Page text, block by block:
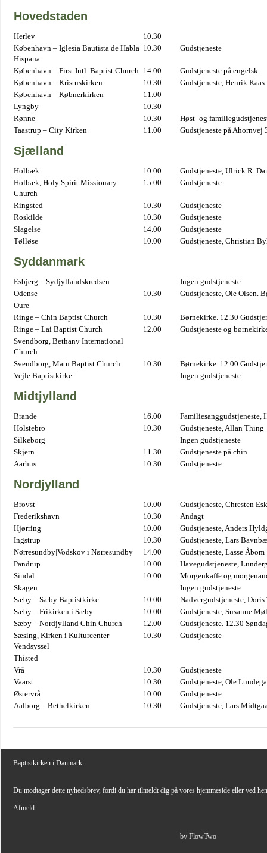
Hovedstaden
Herlev
10.30
København – Iglesia Bautista de Habla
Hispana
10.30 Gudstjeneste
København – First Intl. Baptist Church 14.00
Gudstjeneste på engelsk
København – Kristuskirken
10.30
Gudstjeneste, Henrik Kaas
København – Købnerkirken
11.00
Lyngby
10.30
Rønne
10.30
Høst- og
Taastrup – City Kirken
11.00 Gudstjeneste på Ahornvej
Sjælland
Holbæk 10.00
Gudstjeneste, Ulrick R.
Holbæk, Holy Spirit Missionary
Church
15.00 Gudstjeneste
Ringsted 10.30
Gudstjeneste
Roskilde
10.30
Gudstjeneste
Slagelse
14.00
Gudstjeneste
Tølløse
10.00 Gudstjeneste, Christian
Syddanmark
Esbjerg – Sydjyllandskredsen
Ingen gudstjeneste
Odense
10.30
Gudstjeneste, Ole Olsen.
Oure
Ringe – Chin Baptist Church
10.30
Børnekirke. 12.30
Ringe – Lai Baptist Church
12.00
Gudstjeneste og
Svendborg, Bethany International
Church
Svendborg, Matu Baptist Church
10.30
Børnekirke. 12.00
Vejle Baptistkirke
Ingen gudstjeneste
Midtjylland
Brande 16.00
Familiesanggudstjeneste,
Holstebro
10.30
Gudstjeneste, Allan Thing
Silkeborg
Ingen gudstjeneste
Skjern
11.30
Gudstjeneste på chin
Aarhus
10.30 Gudstjeneste
Nordjylland
Brovst 10.00
Gudstjeneste, Chresten
Frederikshavn
10.30
Andagt
Hjørring
10.00
Gudstjeneste, Anders
Ingstrup
10.30
Gudstjeneste, Lars
Nørresundby|Vodskov i Nørresundby
14.00
Gudstjeneste, Lasse Åbom
Pandrup
10.00
Havegudstjeneste,
Sindal
10.00
Morgenkaffe og
Skagen
Ingen gudstjeneste
Sæby – Sæby Baptistkirke
10.00
Nadvergudstjeneste,
Sæby – Frikirken i Sæby
10.00
Gudstjeneste, Susanne
Sæby – Nordjylland Chin Church
12.00
Gudstjeneste. 12.30
Sæsing, Kirken i Kulturcenter
Vendsyssel
10.30 Gudstjeneste
Thisted
Vrå
10.30
Gudstjeneste
Vaarst
10.30
Gudstjeneste, Ole
Østervrå
10.00
Gudstjeneste
Aalborg – Bethelkirken
10.30 Gudstjeneste, Lars
Baptistkirken i Danmark
Du modtager dette nyhedsbrev, fordi du har tilmeldt dig på vores hjemmeside eller ved
Afmeld
by FlowTwo